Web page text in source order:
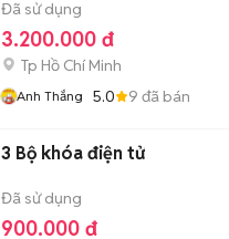
Đã sử dụng
3.200.000 đ
Tp Hồ Chí Minh
Anh Thắng 5.0 9 đã bán
3 Bộ khóa điện tử
Đã sử dụng
900.000 đ